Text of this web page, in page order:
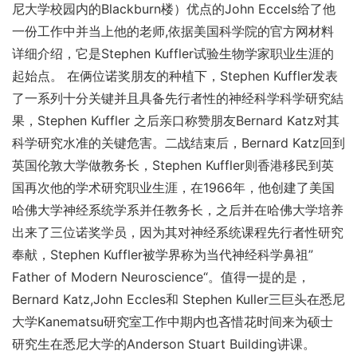
尼大学校园内的Blackburn楼）优点的John Eccels给了他
一份工作中并当上他的老师,依据美国科学院的官方网材料
详细介绍，它是Stephen Kuffler试验生物学家职业生涯的
起始点。 在俩位诺奖朋友的种植下，Stephen Kuffler发表
了一系列十分关键并且具备先行者性的神经科学科学研究結
果，Stephen Kuffler 之后亲口称赞朋友Bernard Katz对其
科学研究水准的关键危害。二战结束后，Bernard Katz回到
英国伦敦大学做教务长，Stephen Kuffler则香港移民到英
国再次他的学术研究职业生涯，在1966年，他创建了美国
哈佛大学神经系统学系并任教务长，之后并在哈佛大学培养
出来了三位诺奖学员，因为其对神经系统课程先行者性研究
奉献，Stephen Kuffler被学界称为当代神经科学鼻祖”
Father of Modern Neuroscience“。值得一提的是，
Bernard Katz,John Eccles和 Stephen Kuller三巨头在悉尼
大学Kanematsu研究室工作中期内也吝惜花时间来为硕士
研究生在悉尼大学的Anderson Stuart Building讲课。